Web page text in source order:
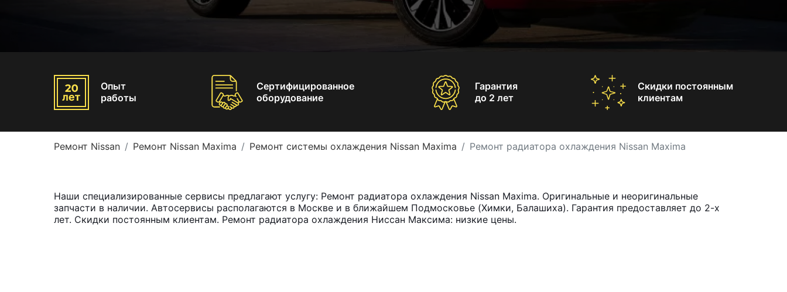
Опыт
работы
Сертифицированное
оборудование
Гарантия
до 2 лет
Скидки постоянным
клиентам
Ремонт Nissan Ремонт Nissan Maxima Ремонт системы охлаждения Nissan Maxima Ремонт радиатора охлаждения Nissan Maxima
Наши специализированные сервисы предлагают услугу: Ремонт радиатора охлаждения Nissan Maxima. Оригинальные и неоригинальные
запчасти в наличии. Автосервисы располагаются в Москве и в ближайшем Подмосковье (Химки, Балашиха). Гарантия предоставляет до 2-х
лет. Скидки постоянным клиентам. Ремонт радиатора охлаждения Ниссан Максима: низкие цены.